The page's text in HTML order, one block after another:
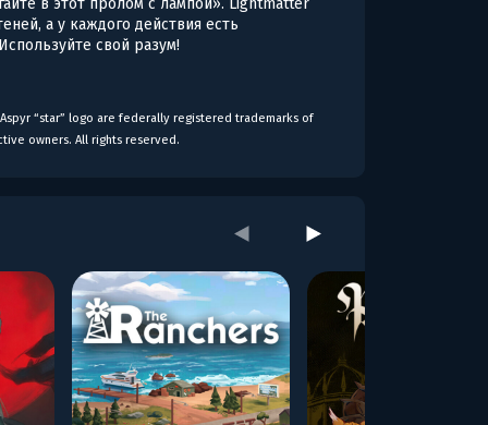
а у каждого действия есть
свой разум!
“star” logo are federally registered trademarks of
owners. All rights reserved.